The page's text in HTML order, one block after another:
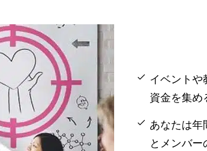
イベントや
資金を集め
あなたは年
とメンバー